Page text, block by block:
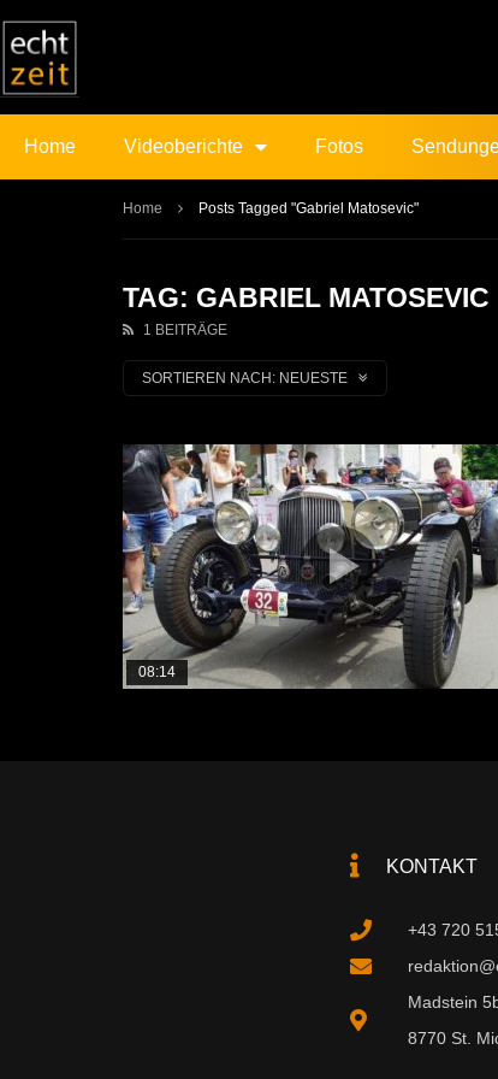
Home Videoberichte Fotos
Home Posts Tagged "Gabriel Matosevic"
TAG: GABRIEL MATOSEVIC
1 BEITRÄGE
SORTIEREN NACH: NEUESTE
08:14
KONTAKT
+43 720
Madstein
8770 St.